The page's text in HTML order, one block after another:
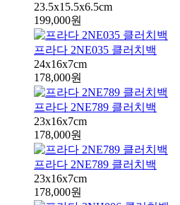
23.5x15.5x6.5cm
199,000원
프라다 2NE035 클러치백
24x16x7cm
178,000원
프라다 2NE789 클러치백
23x16x7cm
178,000원
프라다 2NE789 클러치백
23x16x7cm
178,000원